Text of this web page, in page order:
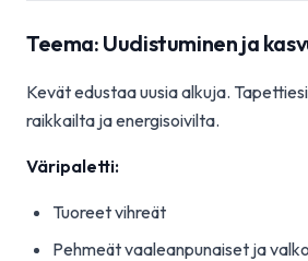
Teema: Uudistuminen ja
Kevät edustaa uusia alkuja.
raikkailta ja energisoivilta.
Väripaletti:
Tuoreet vihreät
Pehmeät vaaleanpunaiset ja